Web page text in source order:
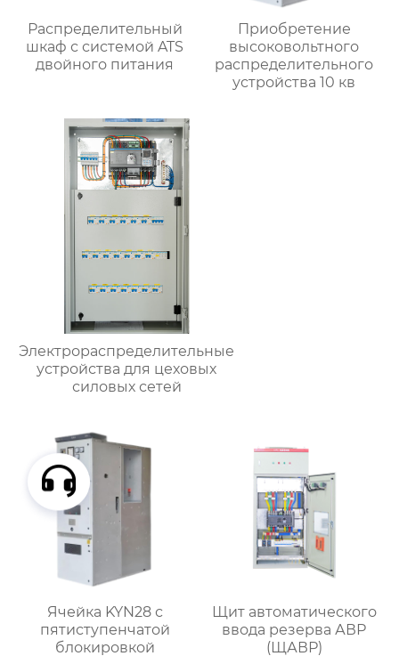
Распределительный
шкаф с системой ATS
двойного питания
Приобретение
высоковольтного
распределительного
устройства 10 кв
Электрораспределительные
устройства для цеховых
силовых сетей
Ячейка KYN28 с
пятиступенчатой
блокировкой
Щит автоматического
ввода резерва АВР
(ЩАВР)